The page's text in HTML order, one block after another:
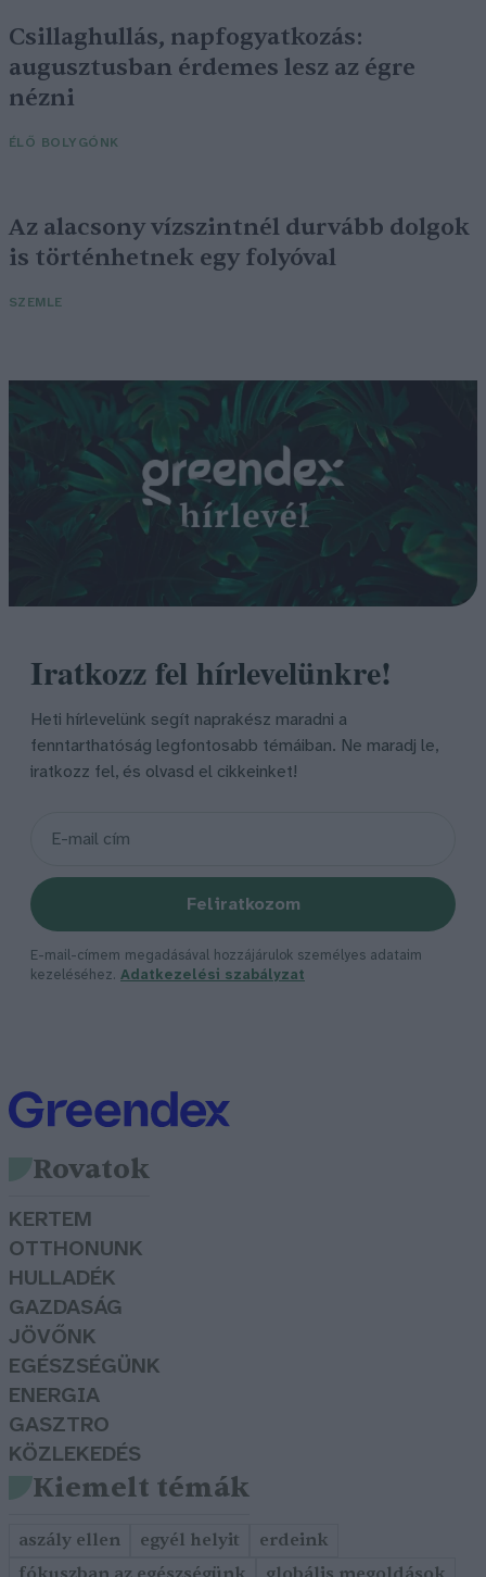
Csillaghullás, napfogyatkozás:
augusztusban érdemes lesz az égre
nézni
ÉLŐ BOLYGÓNK
Az alacsony vízszintnél durvább dolgok
is történhetnek egy folyóval
SZEMLE
Iratkozz fel hírlevelünkre!
Heti hírlevelünk segít naprakész maradni a
fenntarthatóság legfontosabb témáiban. Ne maradj le,
iratkozz fel, és olvasd el cikkeinket!
Feliratkozom
E-mail-címem megadásával hozzájárulok személyes adataim
kezeléséhez. Adatkezelési szabályzat
Rovatok
KERTEM
OTTHONUNK
HULLADÉK
GAZDASÁG
JÖVŐNK
EGÉSZSÉGÜNK
ENERGIA
GASZTRO
KÖZLEKEDÉS
Kiemelt témák
aszály ellen egyél helyit
erdeink